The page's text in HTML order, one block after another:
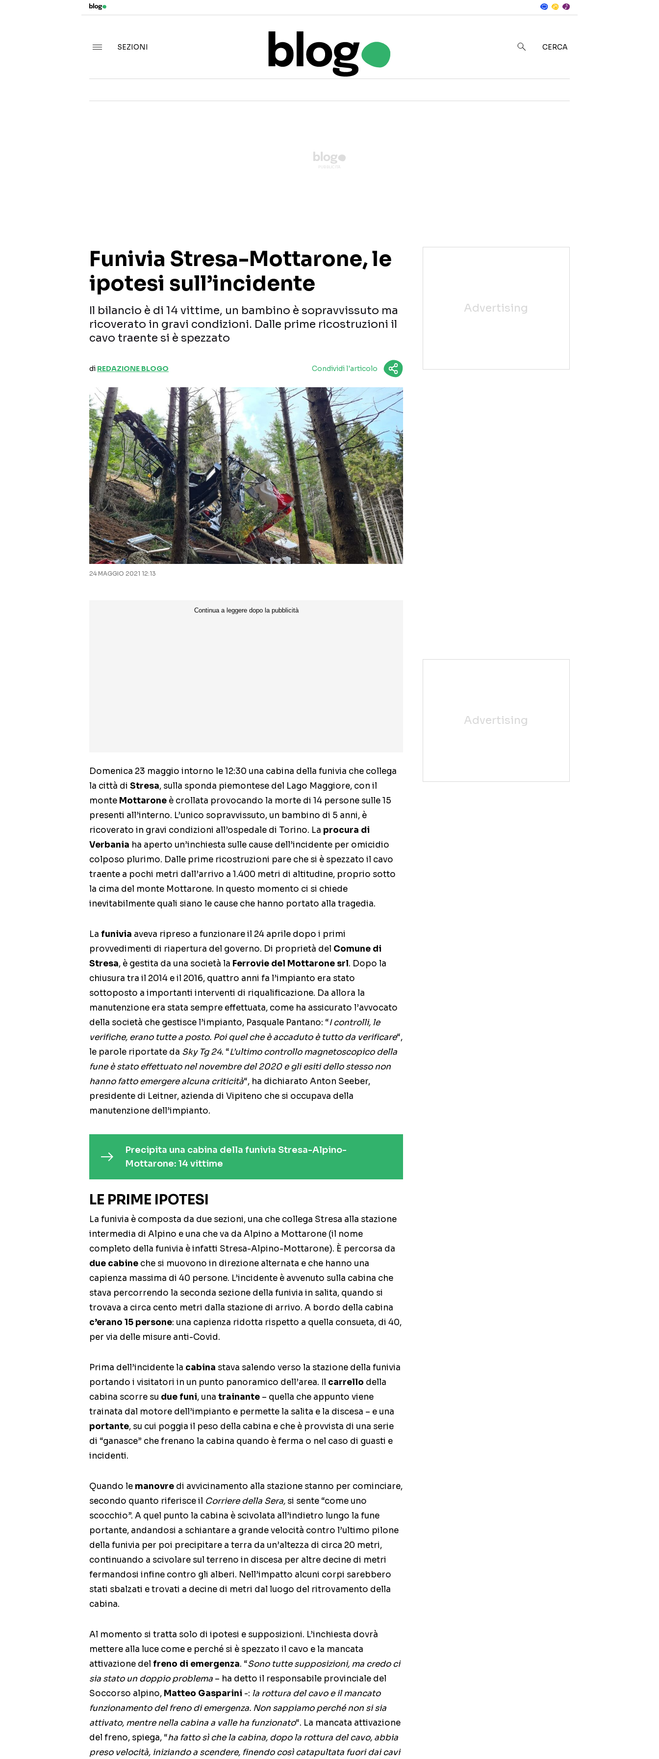
SEZIONI
CERCA
Funivia Stresa-Mottarone, le
ipotesi sull’incidente
Il bilancio è di 14 vittime, un bambino è sopravvissuto ma
ricoverato in gravi condizioni. Dalle prime ricostruzioni il
cavo traente si è spezzato
di REDAZIONE BLOGO Condividi l'articolo
24 MAGGIO 2021 12:13
Domenica 23 maggio intorno le 12:30 una cabina della funivia che collega
la città di Stresa, sulla sponda piemontese del Lago Maggiore, con il
monte Mottarone è crollata provocando la morte di 14 persone sulle 15
presenti all’interno. L’unico sopravvissuto, un bambino di 5 anni, è
ricoverato in gravi condizioni all’ospedale di Torino. La procura di
Verbania ha aperto un’inchiesta sulle cause dell’incidente per omicidio
colposo plurimo. Dalle prime ricostruzioni pare che si è spezzato il cavo
traente a pochi metri dall’arrivo a 1.400 metri di altitudine, proprio sotto
la cima del monte Mottarone. In questo momento ci si chiede
inevitabilmente quali siano le cause che hanno portato alla tragedia.
La funivia aveva ripreso a funzionare il 24 aprile dopo i primi
provvedimenti di riapertura del governo. Di proprietà del Comune di
Stresa, è gestita da una società la Ferrovie del Mottarone srl. Dopo la
chiusura tra il 2014 e il 2016, quattro anni fa l’impianto era stato
sottoposto a importanti interventi di riqualificazione. Da allora la
manutenzione era stata sempre effettuata, come ha assicurato l’avvocato
della società che gestisce l’impianto, Pasquale Pantano: “I controlli, le
verifiche, erano tutte a posto. Poi quel che è accaduto è tutto da verificare“,
le parole riportate da Sky Tg 24. “L’ultimo controllo magnetoscopico della
fune è stato effettuato nel novembre del 2020 e gli esiti dello stesso non
hanno fatto emergere alcuna criticità“, ha dichiarato Anton Seeber,
presidente di Leitner, azienda di Vipiteno che si occupava della
manutenzione dell’impianto.
Precipita una cabina della funivia Stresa-Alpino-
Mottarone: 14 vittime
LE PRIME IPOTESI
La funivia è composta da due sezioni, una che collega Stresa alla stazione
intermedia di Alpino e una che va da Alpino a Mottarone (il nome
completo della funivia è infatti Stresa-Alpino-Mottarone). È percorsa da
due cabine che si muovono in direzione alternata e che hanno una
capienza massima di 40 persone. L’incidente è avvenuto sulla cabina che
stava percorrendo la seconda sezione della funivia in salita, quando si
trovava a circa cento metri dalla stazione di arrivo. A bordo della cabina
c’erano 15 persone: una capienza ridotta rispetto a quella consueta, di 40,
per via delle misure anti-Covid.
Prima dell’incidente la cabina stava salendo verso la stazione della funivia
portando i visitatori in un punto panoramico dell’area. Il carrello della
cabina scorre su due funi, una trainante – quella che appunto viene
trainata dal motore dell’impianto e permette la salita e la discesa – e una
portante, su cui poggia il peso della cabina e che è provvista di una serie
di “ganasce” che frenano la cabina quando è ferma o nel caso di guasti e
incidenti.
Quando le manovre di avvicinamento alla stazione stanno per cominciare,
secondo quanto riferisce il Corriere della Sera, si sente “come uno
scocchio”. A quel punto la cabina è scivolata all’indietro lungo la fune
portante, andandosi a schiantare a grande velocità contro l’ultimo pilone
della funivia per poi precipitare a terra da un’altezza di circa 20 metri,
continuando a scivolare sul terreno in discesa per altre decine di metri
fermandosi infine contro gli alberi. Nell’impatto alcuni corpi sarebbero
stati sbalzati e trovati a decine di metri dal luogo del ritrovamento della
cabina.
Al momento si tratta solo di ipotesi e supposizioni. L’inchiesta dovrà
mettere alla luce come e perché si è spezzato il cavo e la mancata
attivazione del freno di emergenza. “Sono tutte supposizioni, ma credo ci
sia stato un doppio problema – ha detto il responsabile provinciale del
Soccorso alpino, Matteo Gasparini -: la rottura del cavo e il mancato
funzionamento del freno di emergenza. Non sappiamo perché non si sia
attivato, mentre nella cabina a valle ha funzionato“. La mancata attivazione
del freno, spiega, “ha fatto sì che la cabina, dopo la rottura del cavo, abbia
preso velocità, iniziando a scendere, finendo così catapultata fuori dai cavi